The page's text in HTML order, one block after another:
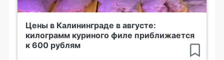
Цены в Калининграде в августе:
килограмм куриного филе приближается
к 600 рублям